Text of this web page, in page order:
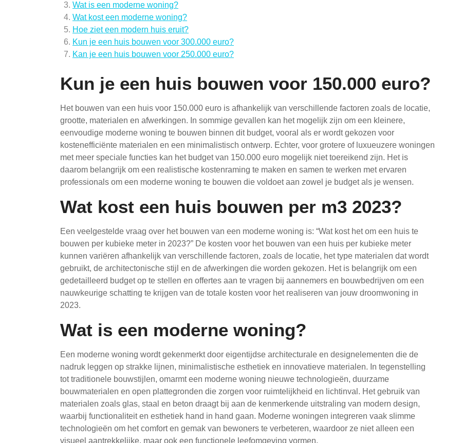
Wat is een moderne woning?
Wat kost een moderne woning?
Hoe ziet een modern huis eruit?
Kun je een huis bouwen voor 300.000 euro?
Kan je een huis bouwen voor 250.000 euro?
Kun je een huis bouwen voor 150.000 euro?
Het bouwen van een huis voor 150.000 euro is afhankelijk van verschillende factoren zoals de locatie,
grootte, materialen en afwerkingen. In sommige gevallen kan het mogelijk zijn om een kleinere,
eenvoudige moderne woning te bouwen binnen dit budget, vooral als er wordt gekozen voor
kostenefficiënte materialen en een minimalistisch ontwerp. Echter, voor grotere of luxueuzere woningen
met meer speciale functies kan het budget van 150.000 euro mogelijk niet toereikend zijn. Het is
daarom belangrijk om een realistische kostenraming te maken en samen te werken met ervaren
professionals om een moderne woning te bouwen die voldoet aan zowel je budget als je wensen.
Wat kost een huis bouwen per m3 2023?
Een veelgestelde vraag over het bouwen van een moderne woning is: “Wat kost het om een huis te
bouwen per kubieke meter in 2023?” De kosten voor het bouwen van een huis per kubieke meter
kunnen variëren afhankelijk van verschillende factoren, zoals de locatie, het type materialen dat wordt
gebruikt, de architectonische stijl en de afwerkingen die worden gekozen. Het is belangrijk om een
gedetailleerd budget op te stellen en offertes aan te vragen bij aannemers en bouwbedrijven om een
nauwkeurige schatting te krijgen van de totale kosten voor het realiseren van jouw droomwoning in
2023.
Wat is een moderne woning?
Een moderne woning wordt gekenmerkt door eigentijdse architecturale en designelementen die de
nadruk leggen op strakke lijnen, minimalistische esthetiek en innovatieve materialen. In tegenstelling
tot traditionele bouwstijlen, omarmt een moderne woning nieuwe technologieën, duurzame
bouwmaterialen en open plattegronden die zorgen voor ruimtelijkheid en lichtinval. Het gebruik van
materialen zoals glas, staal en beton draagt bij aan de kenmerkende uitstraling van modern design,
waarbij functionaliteit en esthetiek hand in hand gaan. Moderne woningen integreren vaak slimme
technologieën om het comfort en gemak van bewoners te verbeteren, waardoor ze niet alleen een
visueel aantrekkelijke, maar ook een functionele leefomgeving vormen.